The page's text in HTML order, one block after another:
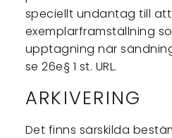
speciellt undantag till
exemplarframställning
upptagning när
se 26e§ 1 st. URL.
ARKIVERING
Det finns särskilda